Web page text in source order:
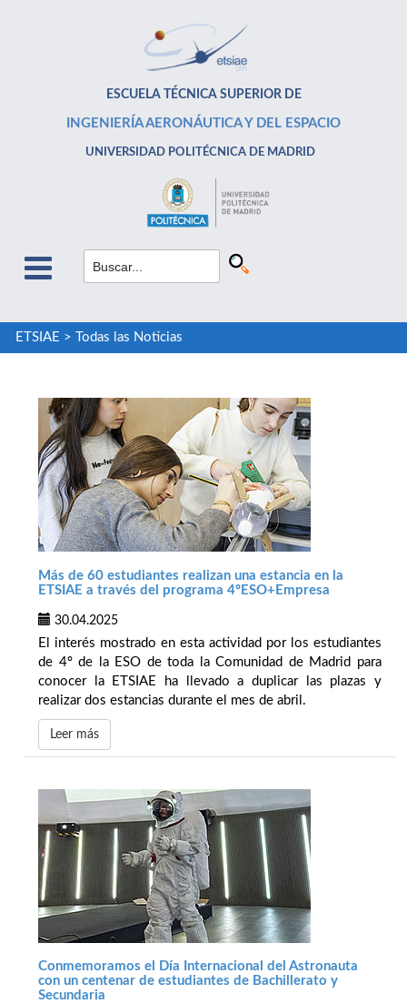
ESCUELA TÉCNICA SUPERIOR DE
INGENIERÍA AERONÁUTICA Y DEL ESPACIO
UNIVERSIDAD POLITÉCNICA DE MADRID
ETSIAE > Todas las Noticias
Más de 60 estudiantes realizan una estancia en la
ETSIAE a través del programa 4ºESO+Empresa
30.04.2025
El interés mostrado en esta actividad por los estudiantes
de 4º de la ESO de toda la Comunidad de Madrid para
conocer la ETSIAE ha llevado a duplicar las plazas y
realizar dos estancias durante el mes de abril.
Leer más
Conmemoramos el Día Internacional del Astronauta
con un centenar de estudiantes de Bachillerato y
Secundaria